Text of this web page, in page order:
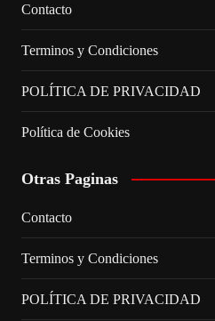
Contacto
Terminos y Condiciones
POLÍTICA DE PRIVACIDAD
Política de Cookies
Otras Paginas
Contacto
Terminos y Condiciones
POLÍTICA DE PRIVACIDAD